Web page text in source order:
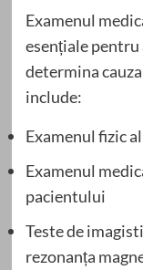
Examenul
esențiale
determina
include:
Examenul fizic
Examenul
pacientului
Teste de
rezonanța